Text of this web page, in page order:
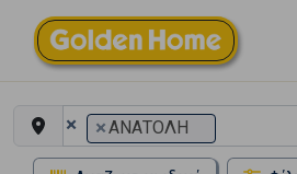
× ×ΑΝΑΤΟΛΗ